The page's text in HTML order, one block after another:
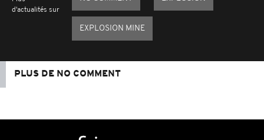
d'actualités sur
EXPLOSION MINE
PLUS DE NO COMMENT